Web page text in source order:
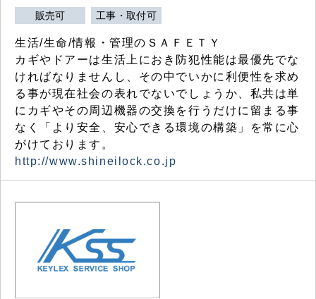
販売可 工事・取付可
生活/生命/情報・管理のＳＡＦＥＴＹ
カギやドアーは生活上におき防犯性能は最優先でな
ければなりませんし、その中でいかに利便性を求め
る事が現在社会の表れでないでしょうか、私共は単
にカギやその周辺機器の交換を行うだけに留まる事
なく「より安全、安心できる環境の構築」を常に心
がけております。
http://www.shineilock.co.jp